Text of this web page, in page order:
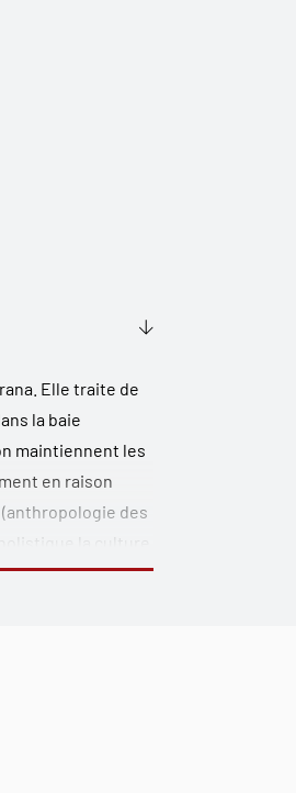
Elle traite de
la baie
maintiennent les
en raison
(anthropologie des
la culture
immigrants, issus